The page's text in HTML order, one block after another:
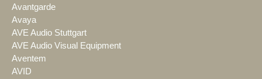
Avantgarde
Avaya
AVE Audio Stuttgart
AVE Audio Visual Equipment
Aventem
AVID